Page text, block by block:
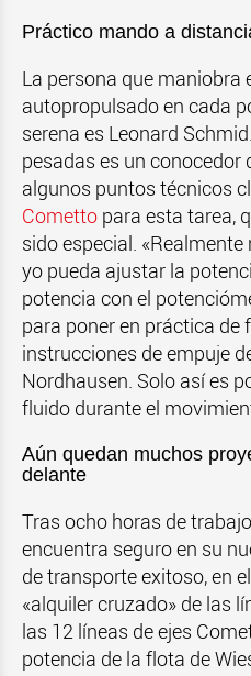
Práctico mando a
La persona que maniobra
autopropulsado en cada
serena es Leonard
pesadas es un
algunos puntos técnicos
Cometto para esta tarea,
sido especial.
yo pueda ajustar la
potencia con el
para poner en práctica de
instrucciones de empuje
Nordhausen. Solo así es
fluido durante el
Aún quedan muchos
delante
Tras ocho horas de
encuentra seguro en su
de transporte exitoso, en
«alquiler cruzado» de las
las 12 líneas de ejes
potencia de la flota de